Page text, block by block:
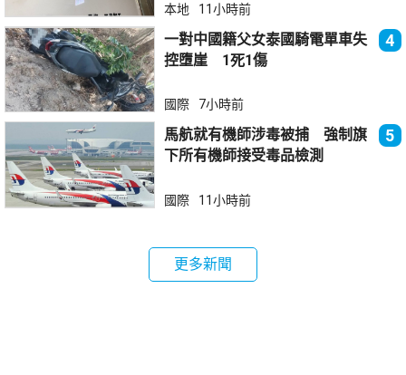
本地 11小時前
一對中國籍父女泰國騎電單車失
控墮崖 1死1傷
4
國際 7小時前
馬航就有機師涉毒被捕 強制旗
下所有機師接受毒品檢測
5
國際 11小時前
更多新聞